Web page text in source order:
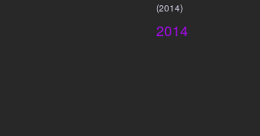
2014
(2014)